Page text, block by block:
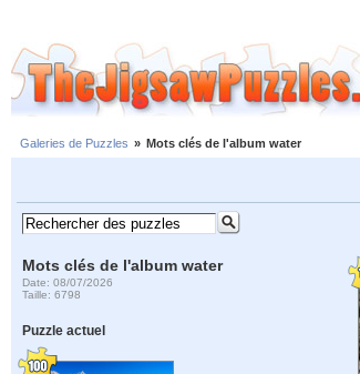
Galeries de Puzzles » Mots clés de l'album water
Mots clés de l'album water
Date: 08/07/2026
Taille: 6798
Puzzle actuel